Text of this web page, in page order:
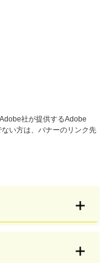
社が提供するAdobe
い方は、バナーのリンク先